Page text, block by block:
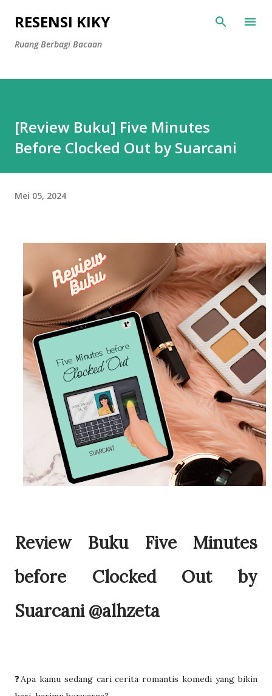
Langsung ke konten utama
RESENSI KIKY
Ruang Berbagi Bacaan
[Review Buku] Five Minutes
Before Clocked Out by Suarcani
Mei 05, 2024
Review Buku Five Minutes
before Clocked Out by
Suarcani @alhzeta
❓️Apa kamu sedang cari cerita romantis komedi yang bikin